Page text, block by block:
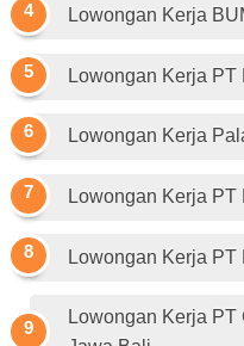
Lowongan Kerja
Lowongan Kerja
Lowongan Kerja
Lowongan Kerja PT
Lowongan Kerja
Lowongan Kerja